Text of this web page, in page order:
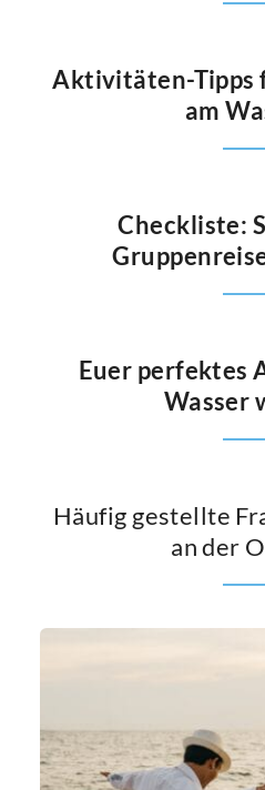
Aktivitäten-Tipps
am
Checkliste:
Euer perfektes
Wasser
Häufig gestellte
an der